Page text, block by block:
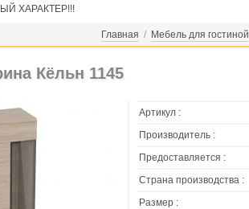
ХАРАКТЕР!!!
Главная / Мебель для гостиной
Кёльн 1145
Артикул :
Производитель :
Предоставляется :
Страна производства :
Размер :